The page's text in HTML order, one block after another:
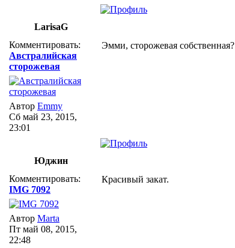
LarisaG
Комментировать:
Австралийская
сторожевая
Автор Emmy
Сб май 23, 2015,
23:01
Эмми, сторожевая собственная?
Юджин
Комментировать:
IMG 7092
Автор Marta
Пт май 08, 2015,
22:48
Красивый закат.